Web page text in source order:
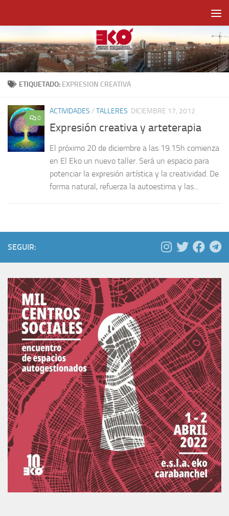
ETIQUETADO: EXPRESION CREATIVA
0
ACTIVIDADES / TALLERES DICIEMBRE 17, 2012
Expresión creativa y arteterapia
El próximo 20 de diciembre a las 19.15h comienza
en El Eko un nuevo taller. Será un espacio para
potenciar la expresión artística y la creatividad. De
forma natural, refuerza la autoestima y las...
SEGUIR: